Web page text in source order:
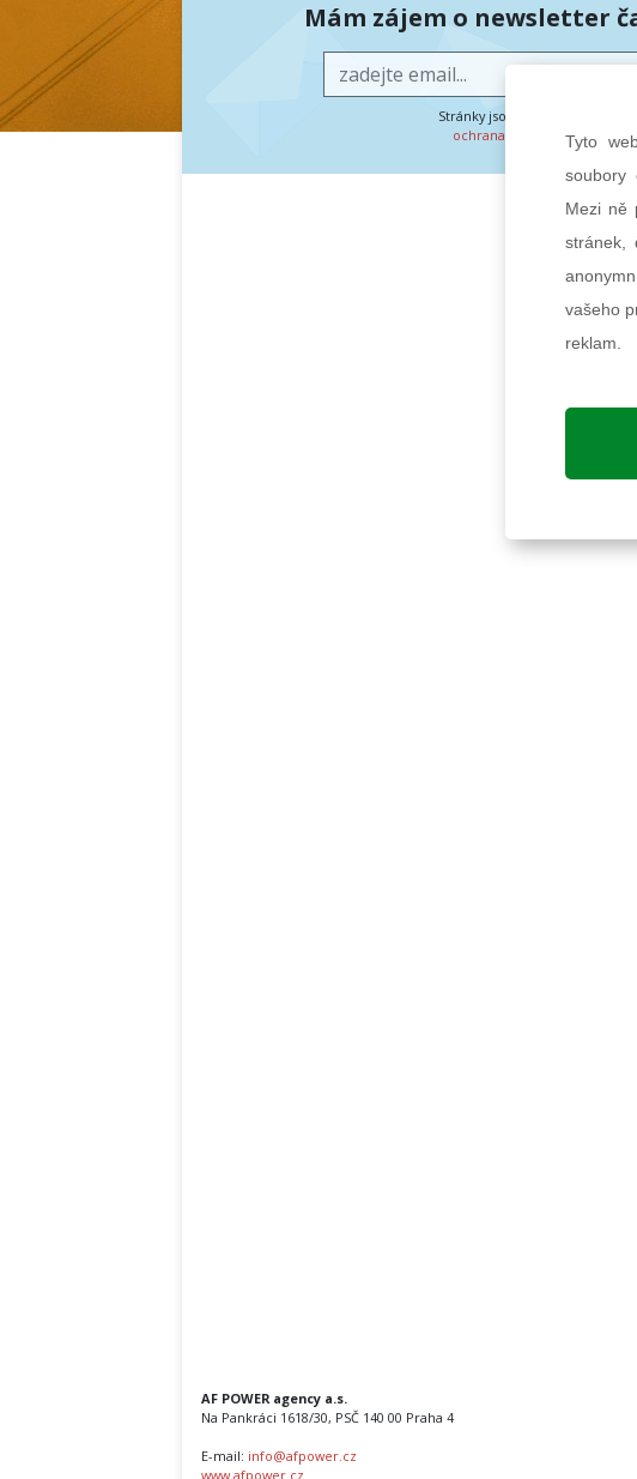
Mám zájem o newsletter
Stránky jsou chráněny službou
ochrana osobních údajů a
AF POWER agency a.s.
Na Pankráci 1618/30, PSČ 140 00 Praha 4
E-mail: info@afpower.cz
www.afpower.cz
Tyto
soubory
Mezi ně
stránek,
vašeho
reklam.